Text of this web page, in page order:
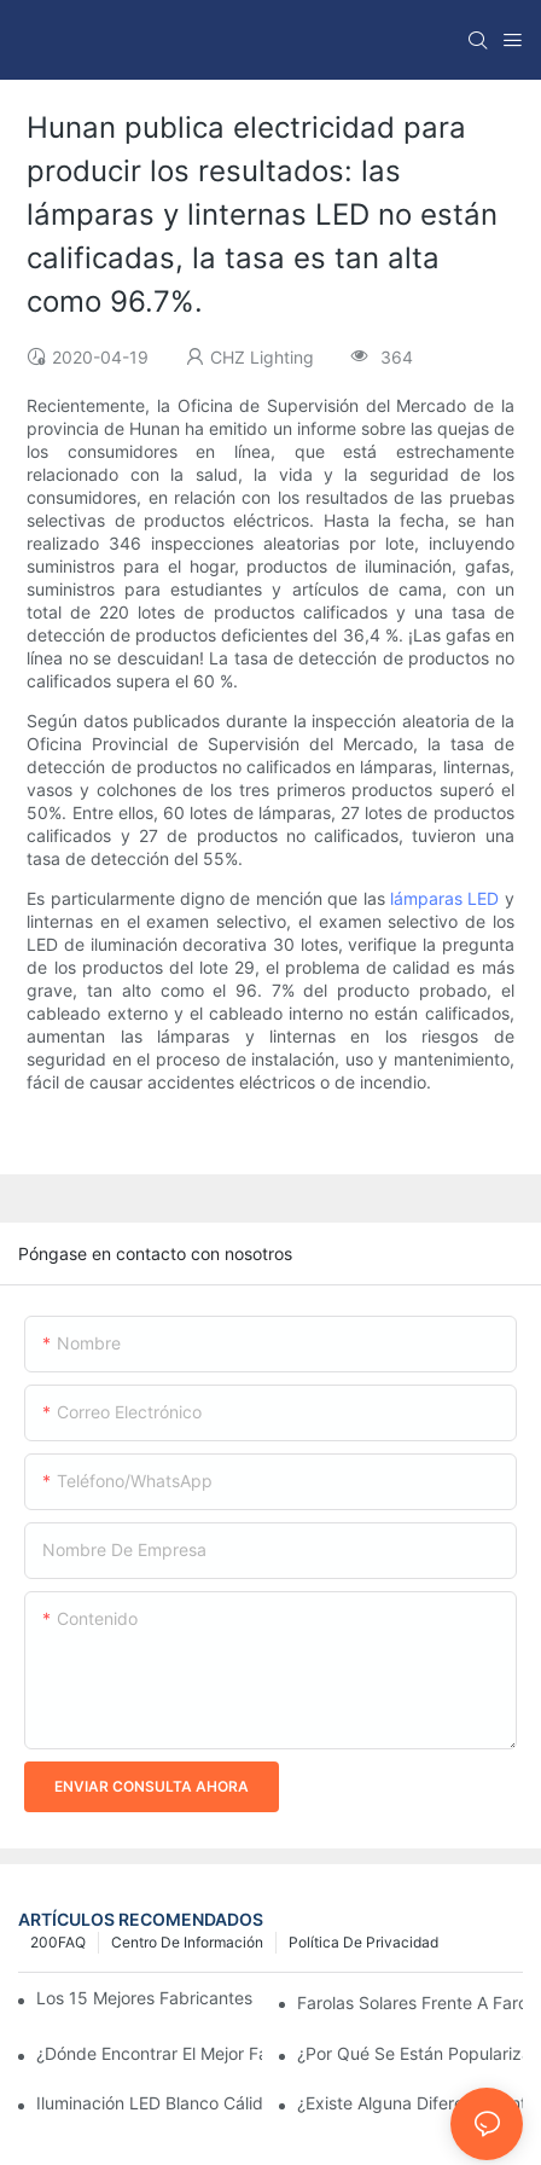
Hunan publica electricidad para
producir los resultados: las
lámparas y linternas LED no están
calificadas, la tasa es tan alta
como 96.7%.
2020-04-19 CHZ Lighting 364
Recientemente, la Oficina de Supervisión del Mercado de la
provincia de Hunan ha emitido un informe sobre las quejas de
los consumidores en línea, que está estrechamente
relacionado con la salud, la vida y la seguridad de los
consumidores, en relación con los resultados de las pruebas
selectivas de productos eléctricos. Hasta la fecha, se han
realizado 346 inspecciones aleatorias por lote, incluyendo
suministros para el hogar, productos de iluminación, gafas,
suministros para estudiantes y artículos de cama, con un
total de 220 lotes de productos calificados y una tasa de
detección de productos deficientes del 36,4 %. ¡Las gafas en
línea no se descuidan! La tasa de detección de productos no
calificados supera el 60 %.
Según datos publicados durante la inspección aleatoria de la
Oficina Provincial de Supervisión del Mercado, la tasa de
detección de productos no calificados en lámparas, linternas,
vasos y colchones de los tres primeros productos superó el
50%. Entre ellos, 60 lotes de lámparas, 27 lotes de productos
calificados y 27 de productos no calificados, tuvieron una
tasa de detección del 55%.
Es particularmente digno de mención que las lámparas LED y
linternas en el examen selectivo, el examen selectivo de los
LED de iluminación decorativa 30 lotes, verifique la pregunta
de los productos del lote 29, el problema de calidad es más
grave, tan alto como el 96. 7% del producto probado, el
cableado externo y el cableado interno no están calificados,
aumentan las lámparas y linternas en los riesgos de
seguridad en el proceso de instalación, uso y mantenimiento,
fácil de causar accidentes eléctricos o de incendio.
Póngase en contacto con nosotros
Nombre
Correo Electrónico
Teléfono/WhatsApp
Nombre De Empresa
Contenido
ENVIAR CONSULTA AHORA
ARTÍCULOS RECOMENDADOS
Política De Privacidad
Centro De Información
200FAQ
Los 15 Mejores Fabricantes De Farolas Solares Del Mundo
Farolas Solares Frente A
¿Dónde Encontrar El Mejor Fabricante De Farolas Solares?
¿Por Qué Se Están
Iluminación LED Blanco Cálido Vs. Blanco Suave
¿Existe Alguna Diferencia